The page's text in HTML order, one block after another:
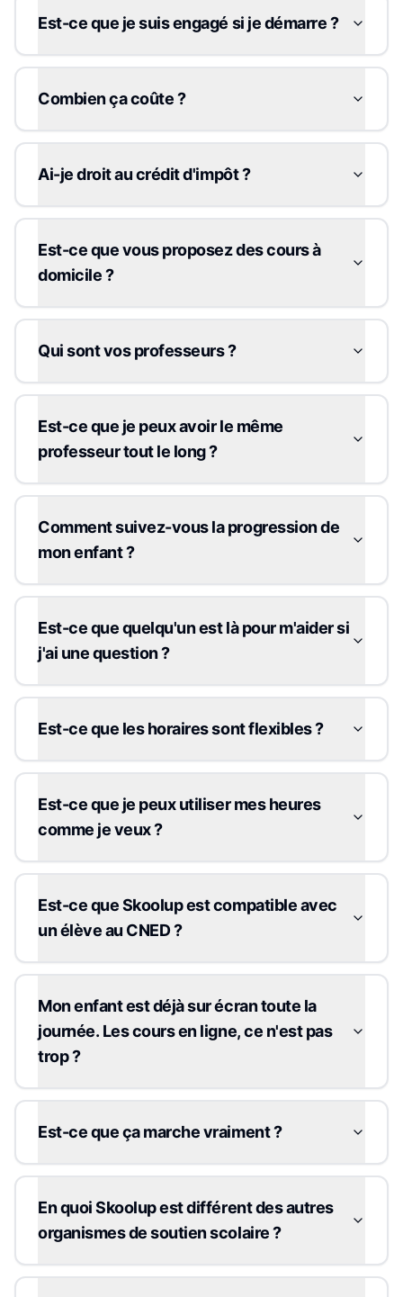
Est-ce que je suis engagé si je démarre ?
Combien ça coûte ?
Ai-je droit au crédit d'impôt ?
Est-ce que vous proposez des cours à
domicile ?
Qui sont vos professeurs ?
Est-ce que je peux avoir le même
professeur tout le long ?
Comment suivez-vous la progression de
mon enfant ?
Est-ce que quelqu'un est là pour m'aider si
j'ai une question ?
Est-ce que les horaires sont flexibles ?
Est-ce que je peux utiliser mes heures
comme je veux ?
Est-ce que Skoolup est compatible avec
un élève au CNED ?
Mon enfant est déjà sur écran toute la
journée. Les cours en ligne, ce n'est pas
trop ?
Est-ce que ça marche vraiment ?
En quoi Skoolup est différent des autres
organismes de soutien scolaire ?